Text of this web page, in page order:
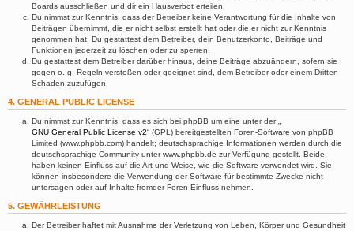
Boards ausschließen und dir ein Hausverbot erteilen.
Du nimmst zur Kenntnis, dass der Betreiber keine Verantwortung für die Inhalte von
Beiträgen übernimmt, die er nicht selbst erstellt hat oder die er nicht zur Kenntnis
genommen hat. Du gestattest dem Betreiber, dein Benutzerkonto, Beiträge und
Funktionen jederzeit zu löschen oder zu sperren.
Du gestattest dem Betreiber darüber hinaus, deine Beiträge abzuändern, sofern sie
gegen o. g. Regeln verstoßen oder geeignet sind, dem Betreiber oder einem Dritten
Schaden zuzufügen.
4. GENERAL PUBLIC LICENSE
Du nimmst zur Kenntnis, dass es sich bei phpBB um eine unter der „
GNU General Public License v2“ (GPL) bereitgestellten Foren-Software von phpBB
Limited (www.phpbb.com) handelt; deutschsprachige Informationen werden durch die
deutschsprachige Community unter www.phpbb.de zur Verfügung gestellt. Beide
haben keinen Einfluss auf die Art und Weise, wie die Software verwendet wird. Sie
können insbesondere die Verwendung der Software für bestimmte Zwecke nicht
untersagen oder auf Inhalte fremder Foren Einfluss nehmen.
5. GEWÄHRLEISTUNG
Der Betreiber haftet mit Ausnahme der Verletzung von Leben, Körper und Gesundheit